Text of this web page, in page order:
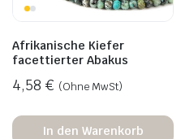
Afrikanische Kiefer
facettierter Abakus
4,58 € (Ohne MwSt)
In den Warenkorb